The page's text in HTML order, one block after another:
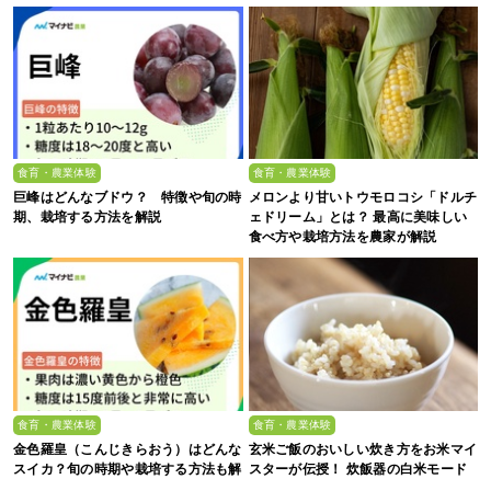
食育・農業体験
巨峰はどんなブドウ？ 特徴や旬の時
期、栽培する方法を解説
食育・農業体験
メロンより甘いトウモロコシ「ドルチ
ェドリーム」とは？ 最高に美味しい
食べ方や栽培方法を農家が解説
食育・農業体験
金色羅皇（こんじきらおう）はどんな
スイカ？旬の時期や栽培する方法も解
食育・農業体験
玄米ご飯のおいしい炊き方をお米マイ
スターが伝授！ 炊飯器の白米モード